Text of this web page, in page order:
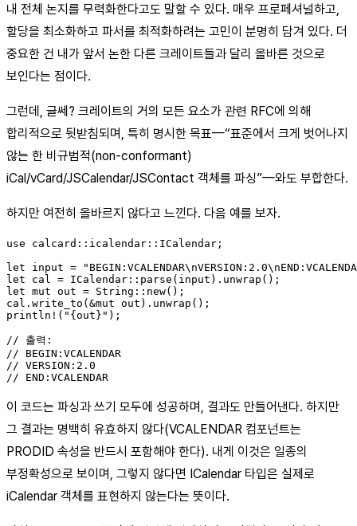
내 전체 논지를 무력화한다고도 말할 수 있다. 매우 프로페셔널하고,
할당을 최소화하고 파서를 최적화하려는 고민이 분명히 담겨 있다. 더
중요한 건 내가 앞서 논한 다른 크레이트들과 달리 올바른 것으로
보인다는 점이다.
그런데, 글쎄? 크레이트의 거의 모든 요소가 관련 RFC에 의해
합리적으로 뒷받침되며, 특히 명시한 목표—“표준에서 크게 벗어나지
않는 한 비규범적(non-conformant)
iCal/vCard/JSCalendar/JSContact 객체를 파싱”—와도 부합한다.
하지만 여전히 올바르지 않다고 느낀다. 다음 예를 보자.
use calcard::icalendar::ICalendar;
let input =
let cal = ICalendar::parse(input).unwrap();
let mut out = String::new();
cal.write_to(&mut out).unwrap();
println!("{out}");
// 출력:
// BEGIN:VCALENDAR
// VERSION:2.0
이 코드는 파싱과 쓰기 모두에 성공하며, 결과도 만들어낸다. 하지만
그 결과는 명백히 유효하지 않다(VCALENDAR 컴포넌트는
PRODID 속성을 반드시 포함해야 한다). 내게 이것은 일종의
부정확성으로 보이며, 그렇지 않다면 ICalendar 타입은 실제로
iCalendar 객체를 표현하지 않는다는 뜻이다.